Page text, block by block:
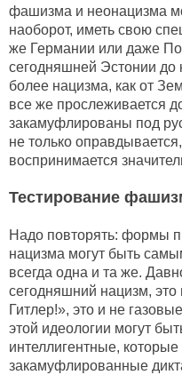
фашизма и неонацизма
наоборот, иметь свою
же Германии или даже
сегодняшней Эстонии до
более нацизма, как от
все же прослеживается
закамуфлированы под
не только
воспринимается
Тестирование
Надо повторять: формы
нацизма могут быть
всегда одна и та же.
сегодняшний нацизм, это
Гитлер!», это и не
этой идеологии могут
интеллигентные,
закамуфлированные